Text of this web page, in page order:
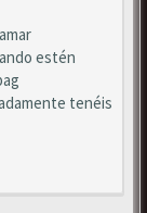
estén
tenéis